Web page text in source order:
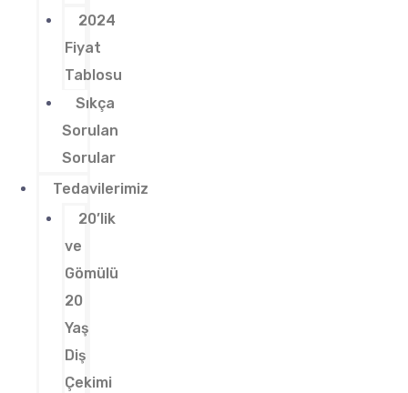
2024
Fiyat
Tablosu
Sıkça
Sorulan
Sorular
Tedavilerimiz
20’lik
ve
Gömülü
20
Yaş
Diş
Çekimi